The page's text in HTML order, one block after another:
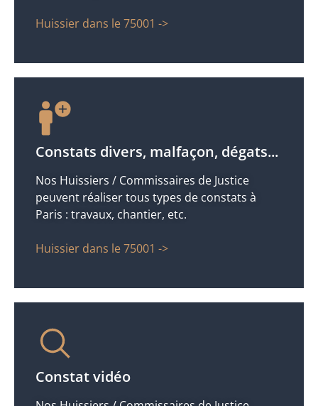
Huissier dans le 75001 ->
Constats divers, malfaçon, dégats...
Nos Huissiers / Commissaires de Justice
peuvent réaliser tous types de constats à
Paris : travaux, chantier, etc.
Huissier dans le 75001 ->
Constat vidéo